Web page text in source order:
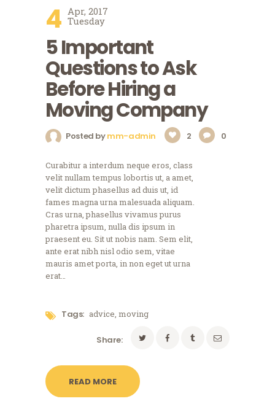
4 Apr, 2017
Tuesday
5 Important
Questions to Ask
Before Hiring a
Moving Company
Posted bymm-admin 2 0
Curabitur a interdum neque eros, class
velit nullam tempus lobortis ut, a amet,
velit dictum phasellus ad duis ut, id
fames magna urna malesuada aliquam.
Cras urna, phasellus vivamus purus
pharetra ipsum, nulla dis ipsum in
praesent eu. Sit ut nobis nam. Sem elit,
ante erat nibh nisl odio sem, vitae
mauris amet porta, in non eget ut urna
erat…
Tags: advice,moving
Share:
READ MORE